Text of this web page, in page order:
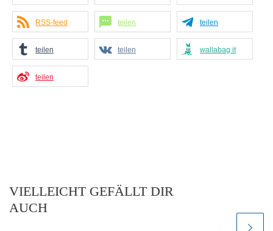
RSS-feed teilen teilen
teilen teilen wallabag it
teilen
VIELLEICHT GEFÄLLT DIR
AUCH